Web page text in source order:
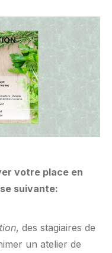
votre place en
suivante:
, des stagiaires de
un atelier de